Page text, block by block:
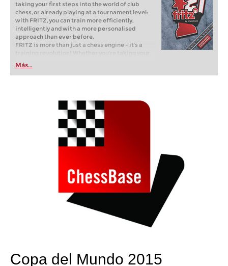
taking your first steps into the world of club
chess, or already playing at a tournament level:
with FRITZ, you can train more efficiently,
intelligently and with a more personalised
approach than ever before.
FRITZ is more than just a chess engine – it’s a
training revolution! Whether you’re taking your
first steps into the world of club chess, or already
playing at a tournament level: with FRITZ, you can
train more efficiently, intelligently and with a
Más...
Copa del Mundo 2015